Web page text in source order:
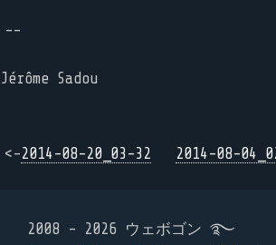
--
Jérôme Sadou
<-2014-08-20_03-32 2014-08-
2008 - 2026 ウェボゴン ࿐